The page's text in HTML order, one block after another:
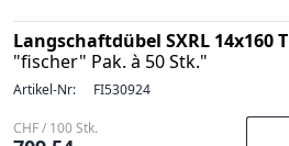
Langschaftdübel SXRL 14x160 T
"fischer" Pak. à 50 Stk."
Artikel-Nr: FI530924
CHF / 100 Stk.